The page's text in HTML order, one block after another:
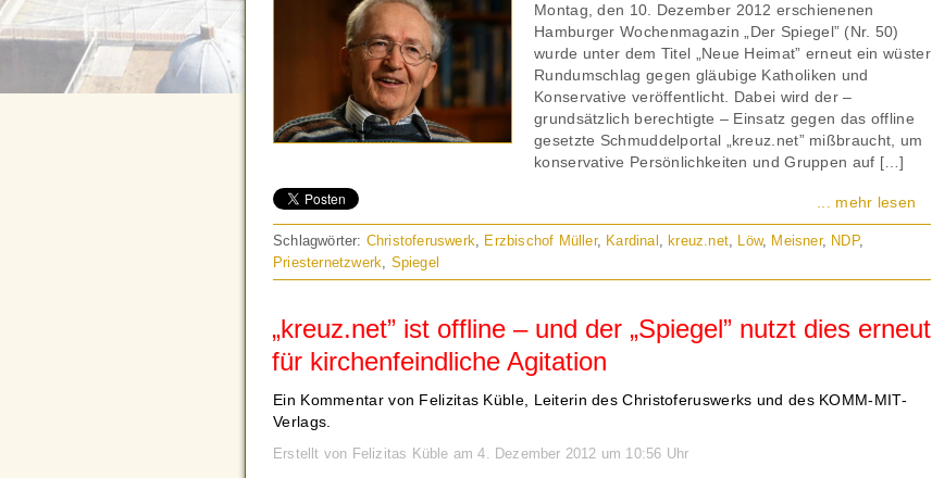
Montag, den 10. Dezember 2012 erschienenen
Hamburger Wochenmagazin „Der Spiegel” (Nr. 50)
wurde unter dem Titel „Neue Heimat” erneut ein wüster
Rundumschlag gegen gläubige Katholiken und
Konservative veröffentlicht. Dabei wird der –
grundsätzlich berechtigte – Einsatz gegen das offline
gesetzte Schmuddelportal „kreuz.net” mißbraucht, um
konservative Persönlichkeiten und Gruppen auf […]
... mehr lesen
Schlagwörter: Christoferuswerk, Erzbischof Müller, Kardinal , kreuz.net, Löw, Meisner, NDP,
Priesternetzwerk, Spiegel
„kreuz.net” ist offline – und der „Spiegel” nutzt dies erneut
für kirchenfeindliche Agitation
Ein Kommentar von Felizitas Küble, Leiterin des Christoferuswerks und des KOMM-MIT-
Verlags.
Erstellt von Felizitas Küble am 4. Dezember 2012 um 10:56 Uhr